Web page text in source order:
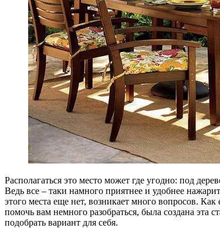
Располагаться это место может где угодно: под
Ведь все – таки намного приятнее и удобнее
этого места еще нет, возникает много вопросов.
помочь вам немного разобраться, была создана эта
подобрать вариант для себя.